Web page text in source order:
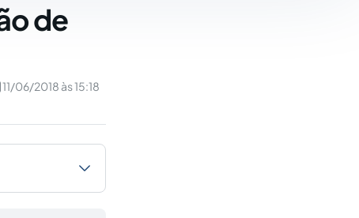
de
11/06/2018 às 15:18